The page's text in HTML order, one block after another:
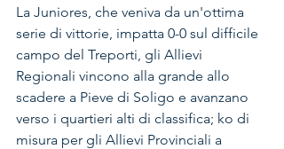
La Juniores, che veniva da un'ottima
serie di vittorie, impatta 0-0 sul difficile
campo del Treporti, gli Allievi
Regionali vincono alla grande allo
scadere a Pieve di Soligo e avanzano
verso i quartieri alti di classifica; ko di
misura per gli Allievi Provinciali a